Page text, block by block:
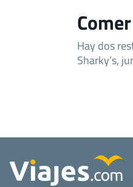
Hay dos
Sharky’s,